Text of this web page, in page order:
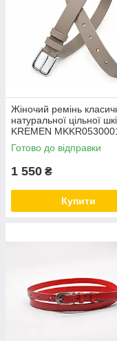
Жіночий ремінь
натуральної цільної
KREMEN
Готово до відправки
1 550 ₴
Купити